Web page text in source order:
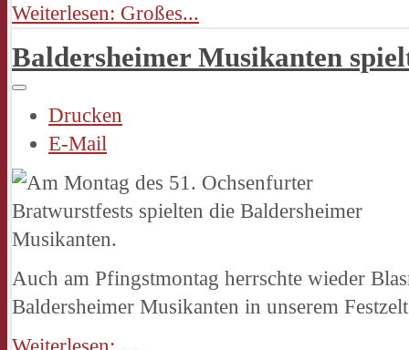
Weiterlesen: Großes...
Baldersheimer Musikanten
Drucken
E-Mail
Auch am Pfingstmontag herrschte wieder
Baldersheimer Musikanten in unserem